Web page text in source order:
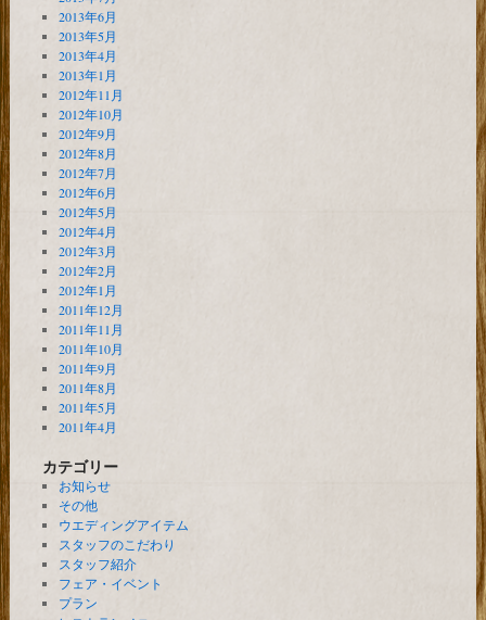
2013年6月
2013年5月
2013年4月
2013年1月
2012年11月
2012年10月
2012年9月
2012年8月
2012年7月
2012年6月
2012年5月
2012年4月
2012年3月
2012年2月
2012年1月
2011年12月
2011年11月
2011年10月
2011年9月
2011年8月
2011年5月
2011年4月
カテゴリー
お知らせ
その他
ウエディングアイテム
スタッフのこだわり
スタッフ紹介
フェア・イベント
プラン